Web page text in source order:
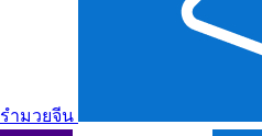
รำมวยจีน